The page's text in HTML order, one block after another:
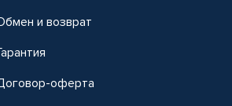
и возврат
оферта